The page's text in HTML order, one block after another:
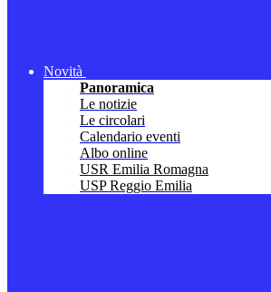
Novità
Panoramica
Le notizie
Le circolari
Calendario eventi
Albo online
USR Emilia Romagna
USP Reggio Emilia